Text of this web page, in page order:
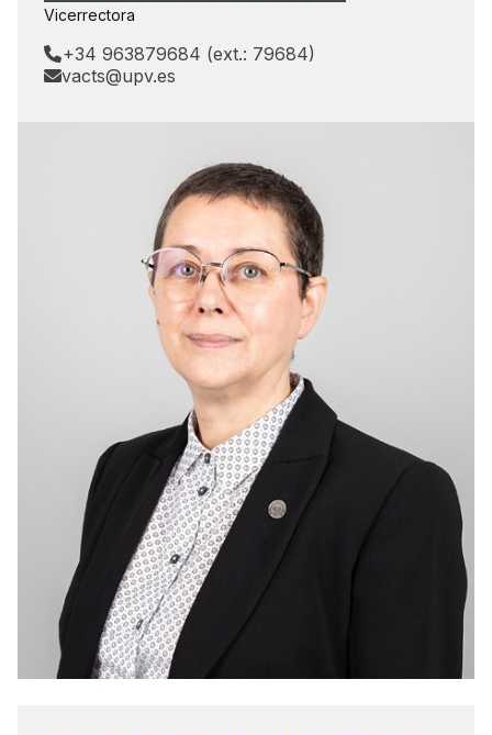
Vicerrectora
+34 963879684 (ext.: 79684)
vacts@upv.es